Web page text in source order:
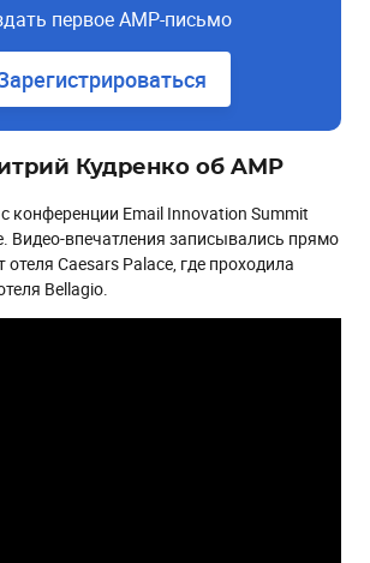
первое AMP-письмо
Кудренко об AMP
конференции Email Innovation Summit
Видео-впечатления записывались прямо
отеля Caesars Palace, где проходила
Bellagio.